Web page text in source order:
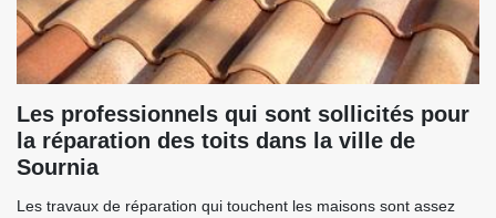
Les professionnels qui sont sollicités pour
la réparation des toits dans la ville de
Sournia
Les travaux de réparation qui touchent les maisons sont assez